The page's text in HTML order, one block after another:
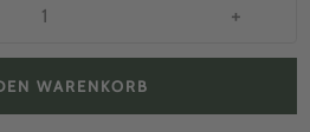
+
WARENKORB